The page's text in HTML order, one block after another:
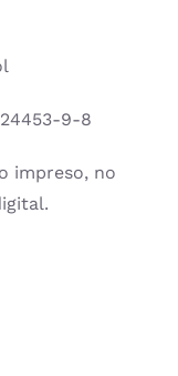
9-8
impreso, no